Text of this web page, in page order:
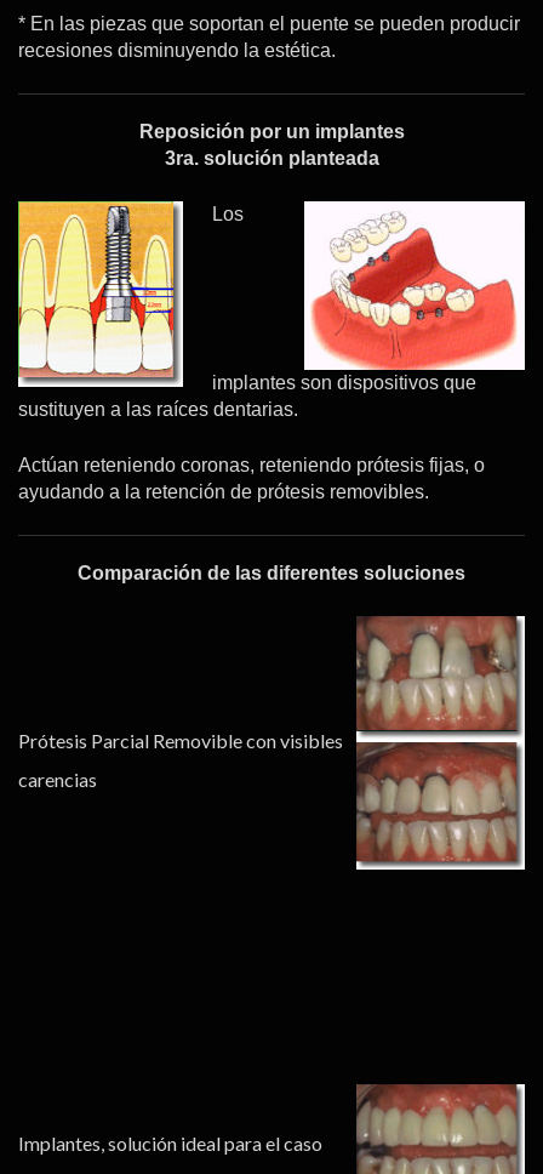
* En las piezas que soportan el puente se pueden producir
recesiones disminuyendo la estética.
Reposición por un implantes
3ra. solución planteada
Los
implantes son dispositivos que
sustituyen a las raíces dentarias.
Actúan reteniendo coronas, reteniendo prótesis fijas, o
ayudando a la retención de prótesis removibles.
Comparación de las diferentes soluciones
Prótesis Parcial Removible con visibles
carencias
Implantes, solución ideal para el caso